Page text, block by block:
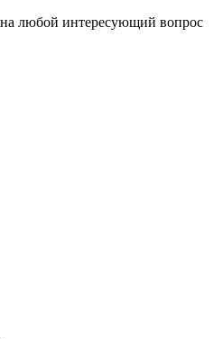
любой интересующий вопрос